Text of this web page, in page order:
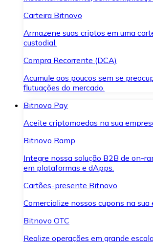
Carteira Bitnovo
Armazene suas criptos em uma
custodial.
Compra Recorrente (DCA)
Acumule aos poucos sem se
flutuações do mercado.
Bitnovo Pay
Aceite criptomoedas na sua
Bitnovo Ramp
Integre nossa solução B2B de on-
em plataformas e dApps.
Cartões-presente Bitnovo
Comercialize nossos cupons na sua
Bitnovo OTC
Realize operações em grande